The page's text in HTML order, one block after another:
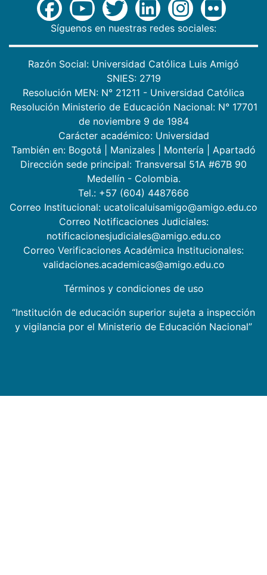
Síguenos en nuestras redes sociales:
Razón Social: Universidad Católica Luis Amigó
SNIES: 2719
Resolución MEN: N° 21211 - Universidad Católica
Resolución Ministerio de Educación Nacional: N° 17701
de noviembre 9 de 1984
Carácter académico: Universidad
También en: Bogotá Manizales Montería
Apartadó
Dirección sede principal: Transversal 51A #67B 90
Medellín - Colombia.
Tel.: +57 (604) 4487666
Correo Institucional: ucatolicaluisamigo@amigo.edu.co
Correo Notificaciones Judiciales:
notificacionesjudiciales@amigo.edu.co
Correo Verificaciones Académica Institucionales:
validaciones.academicas@amigo.edu.co
Términos y condiciones de uso
“Institución de educación superior sujeta a inspección
y vigilancia por el Ministerio de Educación Nacional”